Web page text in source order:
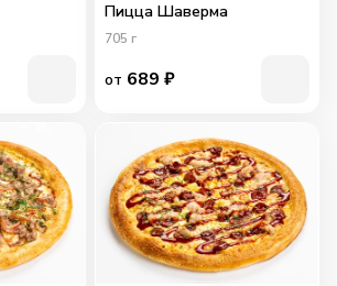
Пицца Шаверма
705 г
от 689 ₽